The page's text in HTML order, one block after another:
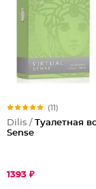
(11)
Dilis / Туалетная
Sense
1393 ₽